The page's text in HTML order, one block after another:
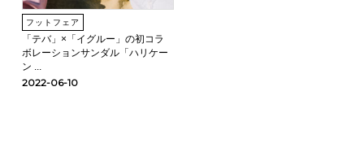
フットフェア
「テバ」×「イグルー」の初コラ
ボレーションサンダル「ハリケー
ン ...
2022-06-10